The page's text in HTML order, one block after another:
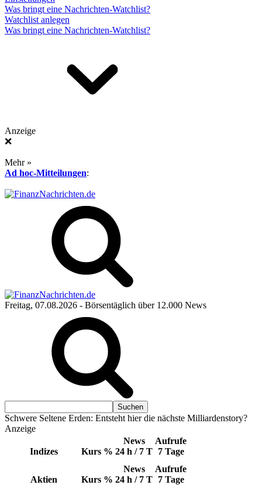
Was bringt eine Nachrichten-Watchlist?
Watchlist anlegen
Was bringt eine Nachrichten-Watchlist?
Anzeige
❌
Mehr »
Ad hoc-Mitteilungen:
Freitag, 07.08.2026 - Börsentäglich über 12.000 News
Schwere Seltene Erden: Entsteht hier die nächste Milliardenstory?
Anzeige
Indizes Kurs %
News
24 h / 7 T
Aufrufe
7 Tage
Aktien Kurs %
News
24 h / 7 T
Aufrufe
7 Tage